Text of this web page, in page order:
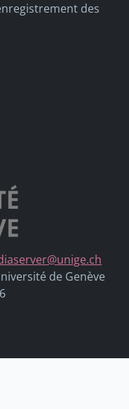
des
de Genève